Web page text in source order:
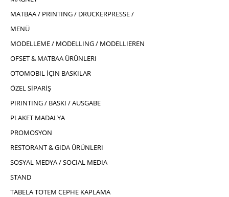
MATBAA / PRINTING / DRUCKERPRESSE /
MENÜ
MODELLEME / MODELLING / MODELLIEREN
OFSET & MATBAA ÜRÜNLERI
OTOMOBIL İÇIN BASKILAR
ÖZEL SİPARİŞ
PIRINTING / BASKI / AUSGABE
PLAKET MADALYA
PROMOSYON
RESTORANT & GIDA ÜRÜNLERI
SOSYAL MEDYA / SOCIAL MEDIA
STAND
TABELA TOTEM CEPHE KAPLAMA